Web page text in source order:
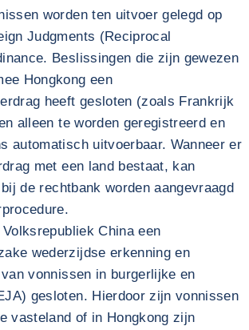
worden ten uitvoer gelegd op
Judgments (Reciprocal
Beslissingen die zijn gewezen
Hongkong een
heeft gesloten (zoals Frankrijk
alleen te worden geregistreerd en
automatisch uitvoerbaar. Wanneer er
met een land bestaat, kan
de rechtbank worden aangevraagd
China een
wederzijdse erkenning en
vonnissen in burgerlijke en
gesloten. Hierdoor zijn vonnissen
vasteland of in Hongkong zijn